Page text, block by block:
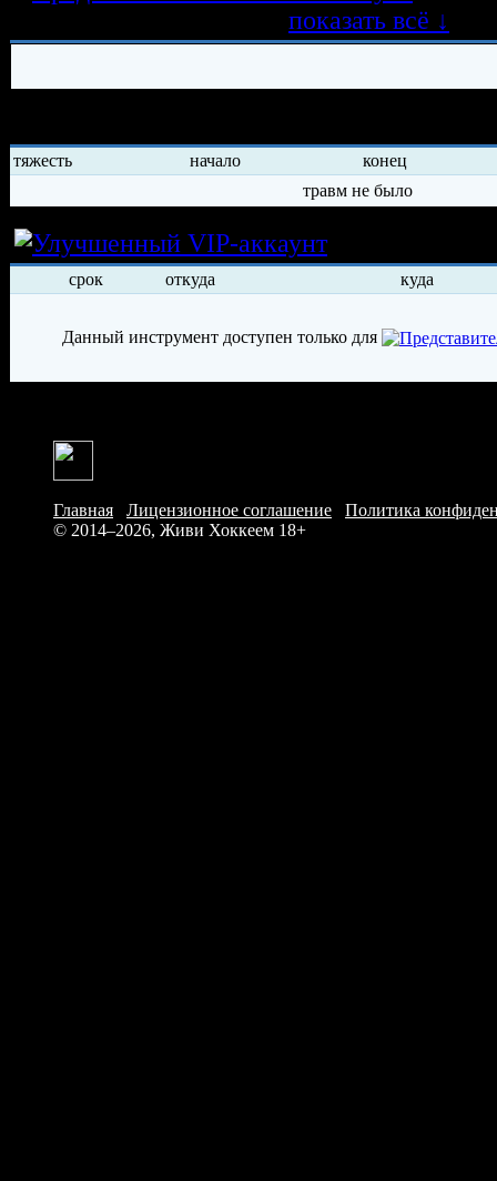
показать всё ↓
тяжесть начало
конец
травм не было
Условия
срок откуда куда
Данный инструмент доступен только для
Главная Лицензионное соглашение
Политика
© 2014–2026, Живи Хоккеем 18+